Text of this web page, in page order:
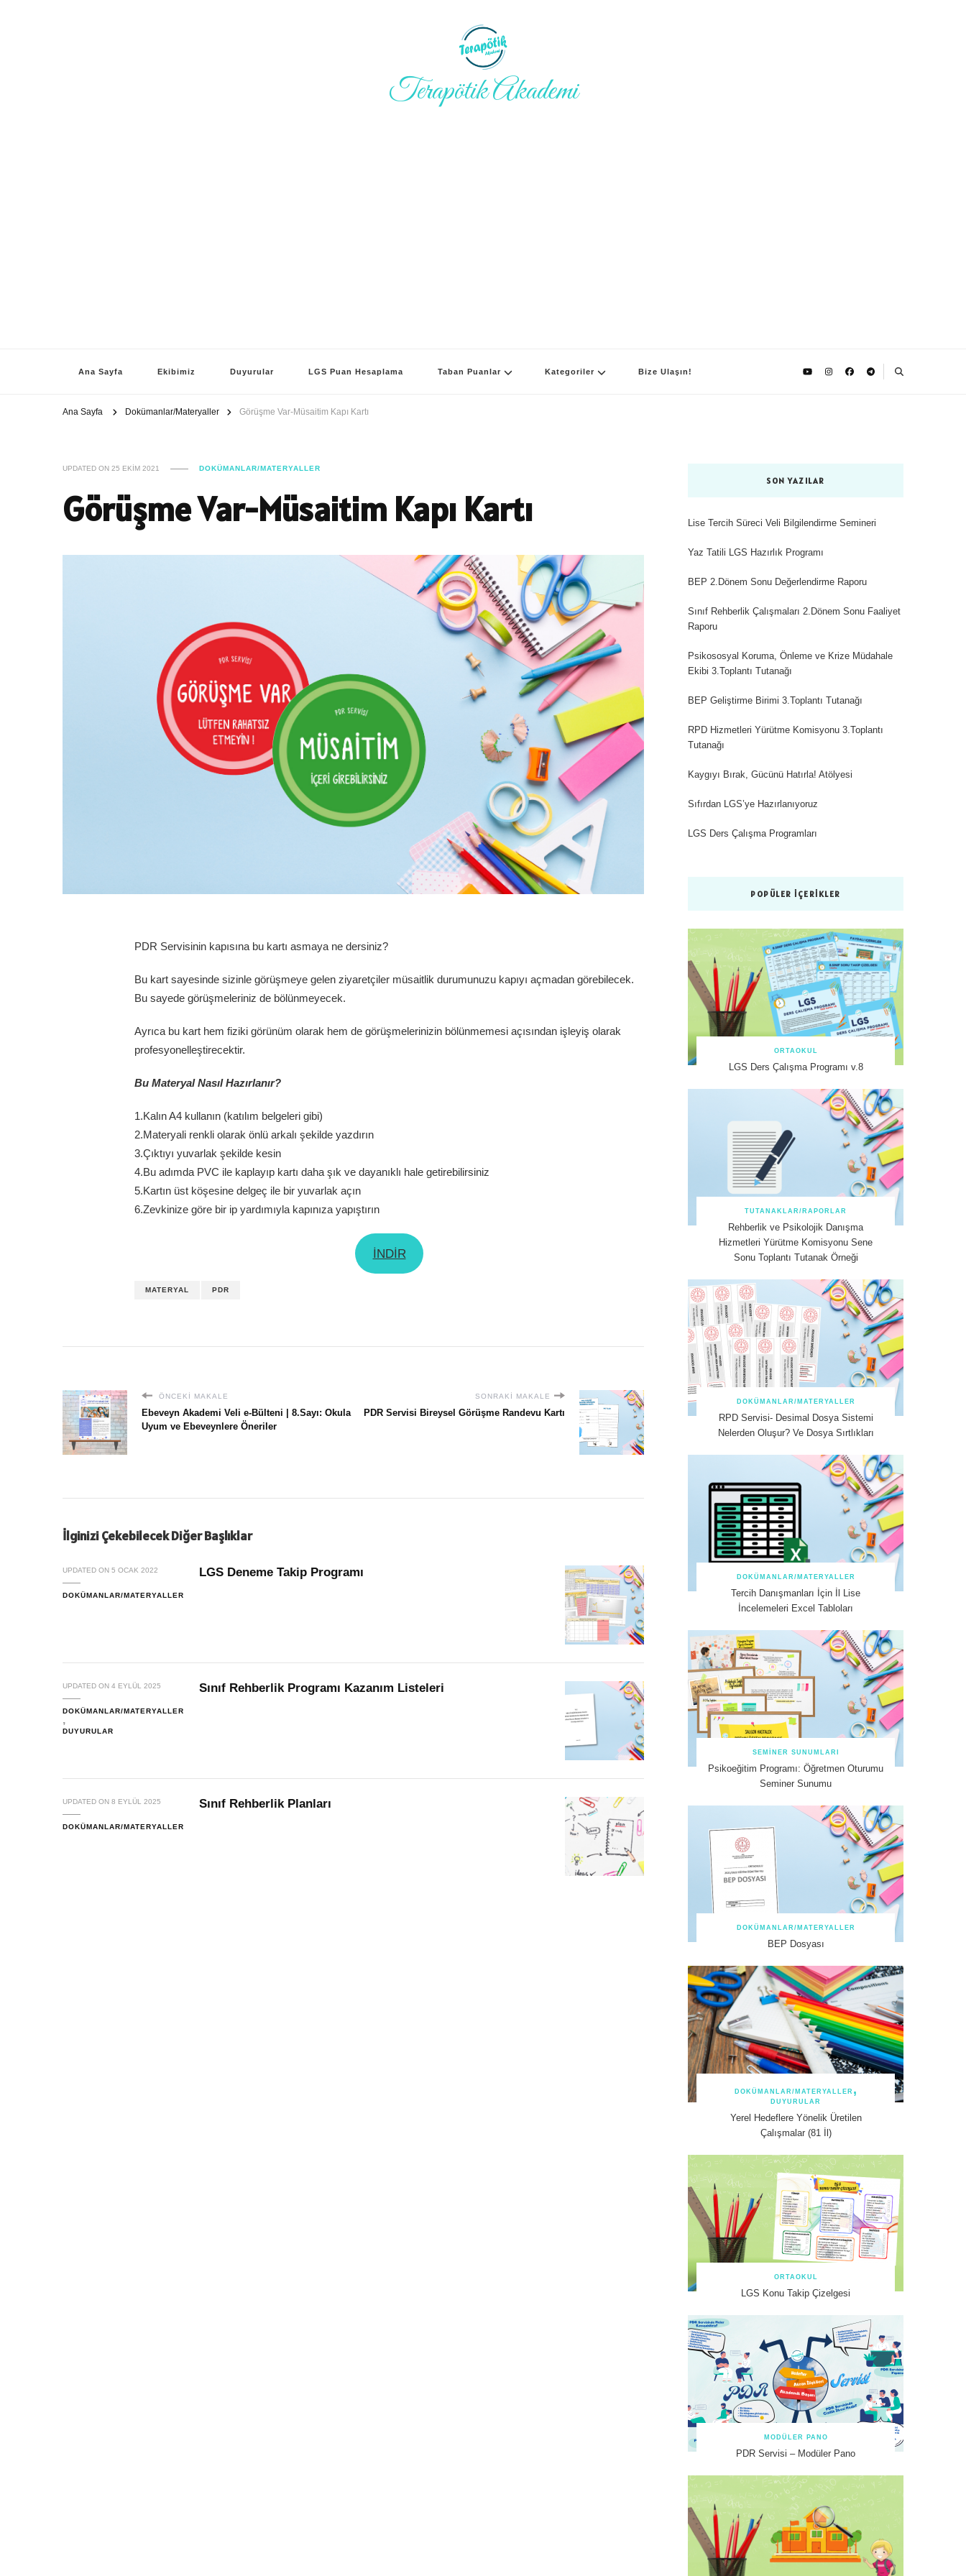
Terapötik Akademi
Ana Sayfa Ekibimiz Duyurular LGS Puan Hesaplama Taban Puanlar Kategoriler Bize Ulaşın!
Ana Sayfa Dokümanlar/Materyaller Görüşme Var-Müsaitim Kapı Kartı
UPDATED ON 25 EKIM 2021 DOKÜMANLAR/MATERYALLER
Görüşme Var-Müsaitim Kapı Kartı
PDR Servisinin kapısına bu kartı asmaya ne dersiniz?
Bu kart sayesinde sizinle görüşmeye gelen ziyaretçiler müsaitlik durumunuzu kapıyı açmadan görebilecek.
Bu sayede görüşmeleriniz de bölünmeyecek.
Ayrıca bu kart hem fiziki görünüm olarak hem de görüşmelerinizin bölünmemesi açısından işleyiş olarak
profesyonelleştirecektir.
Bu Materyal Nasıl Hazırlanır?
1.Kalın A4 kullanın (katılım belgeleri gibi)
2.Materyali renkli olarak önlü arkalı şekilde yazdırın
3.Çıktıyı yuvarlak şekilde kesin
4.Bu adımda PVC ile kaplayıp kartı daha şık ve dayanıklı hale getirebilirsiniz
5.Kartın üst köşesine delgeç ile bir yuvarlak açın
6.Zevkinize göre bir ip yardımıyla kapınıza yapıştırın
İNDİR
MATERYAL PDR
ÖNCEKI MAKALE
Ebeveyn Akademi Veli e-Bülteni | 8.Sayı: Okula
Uyum ve Ebeveynlere Öneriler
SONRAKI MAKALE
PDR Servisi Bireysel Görüşme Randevu Kartı
İlginizi Çekebilecek Diğer Başlıklar
UPDATED ON 5 OCAK 2022
DOKÜMANLAR/MATERYALLER
LGS Deneme Takip Programı
UPDATED ON 4 EYLÜL 2025
DOKÜMANLAR/MATERYALLER
DUYURULAR
Sınıf Rehberlik Programı Kazanım Listeleri
UPDATED ON 8 EYLÜL 2025
DOKÜMANLAR/MATERYALLER
Sınıf Rehberlik Planları
SON YAZILAR
Lise Tercih Süreci Veli Bilgilendirme Semineri
Yaz Tatili LGS Hazırlık Programı
BEP 2.Dönem Sonu Değerlendirme Raporu
Sınıf Rehberlik Çalışmaları 2.Dönem Sonu Faaliyet
Raporu
Psikososyal Koruma, Önleme ve Krize Müdahale
Ekibi 3.Toplantı Tutanağı
BEP Geliştirme Birimi 3.Toplantı Tutanağı
RPD Hizmetleri Yürütme Komisyonu 3.Toplantı
Tutanağı
Kaygıyı Bırak, Gücünü Hatırla! Atölyesi
Sıfırdan LGS’ye Hazırlanıyoruz
LGS Ders Çalışma Programları
POPÜLER İÇERIKLER
ORTAOKUL
LGS Ders Çalışma Programı v.8
TUTANAKLAR/RAPORLAR
Rehberlik ve Psikolojik Danışma
Hizmetleri Yürütme Komisyonu Sene
Sonu Toplantı Tutanak Örneği
DOKÜMANLAR/MATERYALLER
RPD Servisi- Desimal Dosya Sistemi
Nelerden Oluşur? Ve Dosya Sırtlıkları
DOKÜMANLAR/MATERYALLER
Tercih Danışmanları İçin İl Lise
İncelemeleri Excel Tabloları
SEMINER SUNUMLARI
Psikoeğitim Programı: Öğretmen Oturumu
Seminer Sunumu
DOKÜMANLAR/MATERYALLER
BEP Dosyası
DOKÜMANLAR/MATERYALLER
DUYURULAR
Yerel Hedeflere Yönelik Üretilen
Çalışmalar (81 İl)
ORTAOKUL
LGS Konu Takip Çizelgesi
MODÜLER PANO
PDR Servisi – Modüler Pano